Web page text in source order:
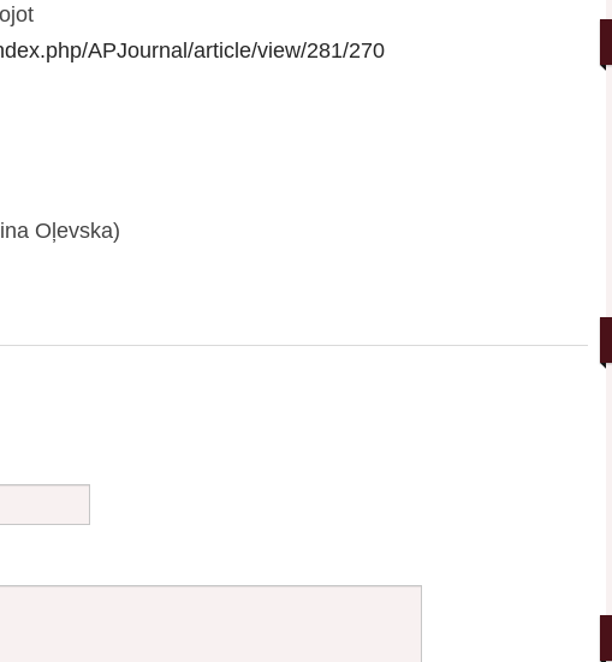
APJournal/article/view/281/270
Oļevska)